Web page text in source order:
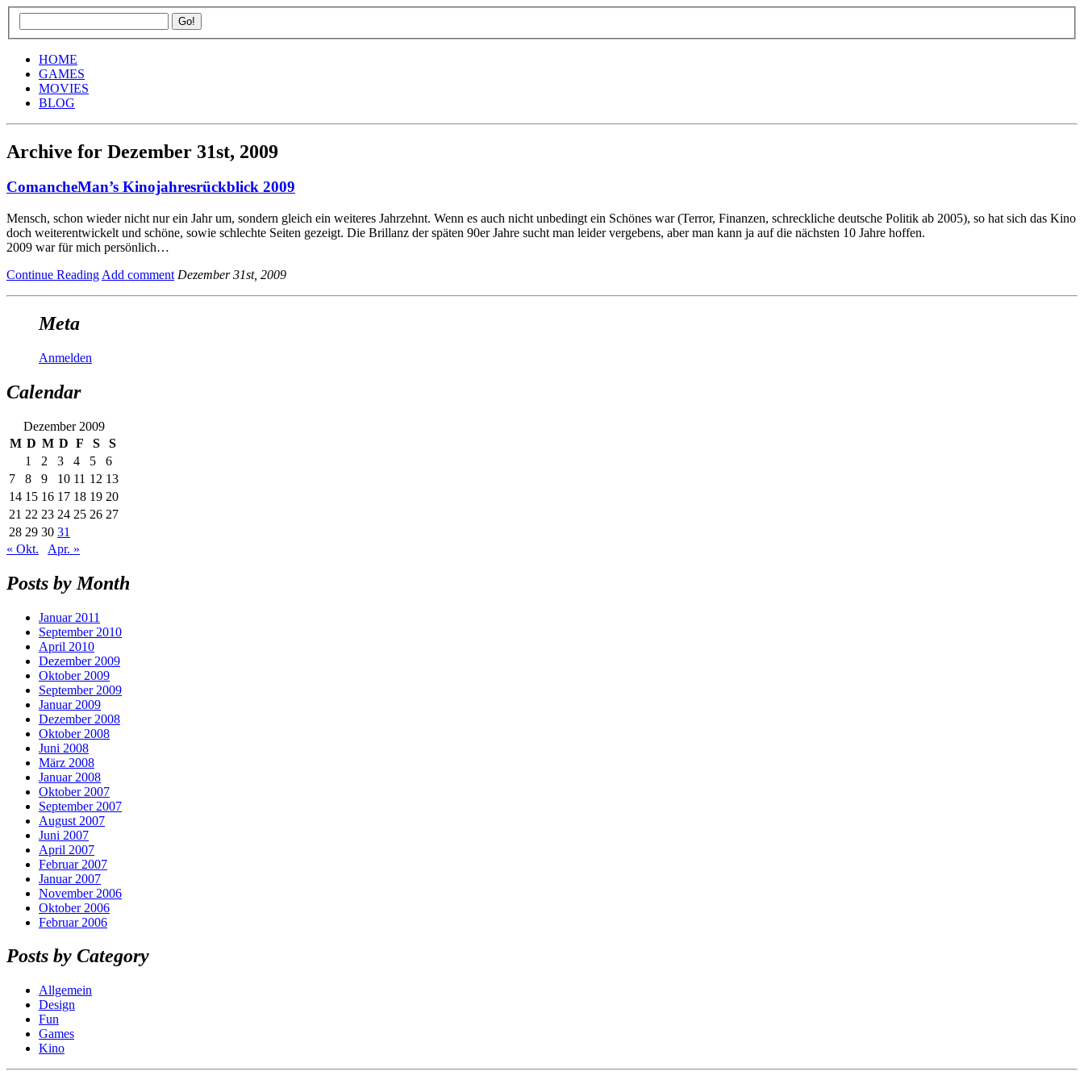
HOME
GAMES
MOVIES
BLOG
Archive for Dezember 31st, 2009
ComancheMan’s Kinojahresrückblick 2009
Mensch, schon wieder nicht nur ein Jahr um, sondern gleich ein weiteres Jahrzehnt. Wenn es auch nicht unbedingt ein Schönes war (Terror, Finanzen, schreckliche deutsche Politik ab 2005), so hat sich das Kino
doch weiterentwickelt und schöne, sowie schlechte Seiten gezeigt. Die Brillanz der späten 90er Jahre sucht man leider vergebens, aber man kann ja auf die nächsten 10 Jahre hoffen.
2009 war für mich persönlich…
Continue Reading Add comment Dezember 31st, 2009
Meta
Anmelden
Calendar
Dezember 2009
M D M D F S
S
1
2 3 4 5
6
7
8 9 10 11 12 13
14 15 16 17 18 19 20
21 22 23 24 25 26 27
28 29 30 31
« Okt.
Apr. »
Posts by Month
Januar 2011
September 2010
April 2010
Dezember 2009
Oktober 2009
September 2009
Januar 2009
Dezember 2008
Oktober 2008
Juni 2008
März 2008
Januar 2008
Oktober 2007
September 2007
August 2007
Juni 2007
April 2007
Februar 2007
Januar 2007
November 2006
Oktober 2006
Februar 2006
Posts by Category
Allgemein
Design
Fun
Games
Kino